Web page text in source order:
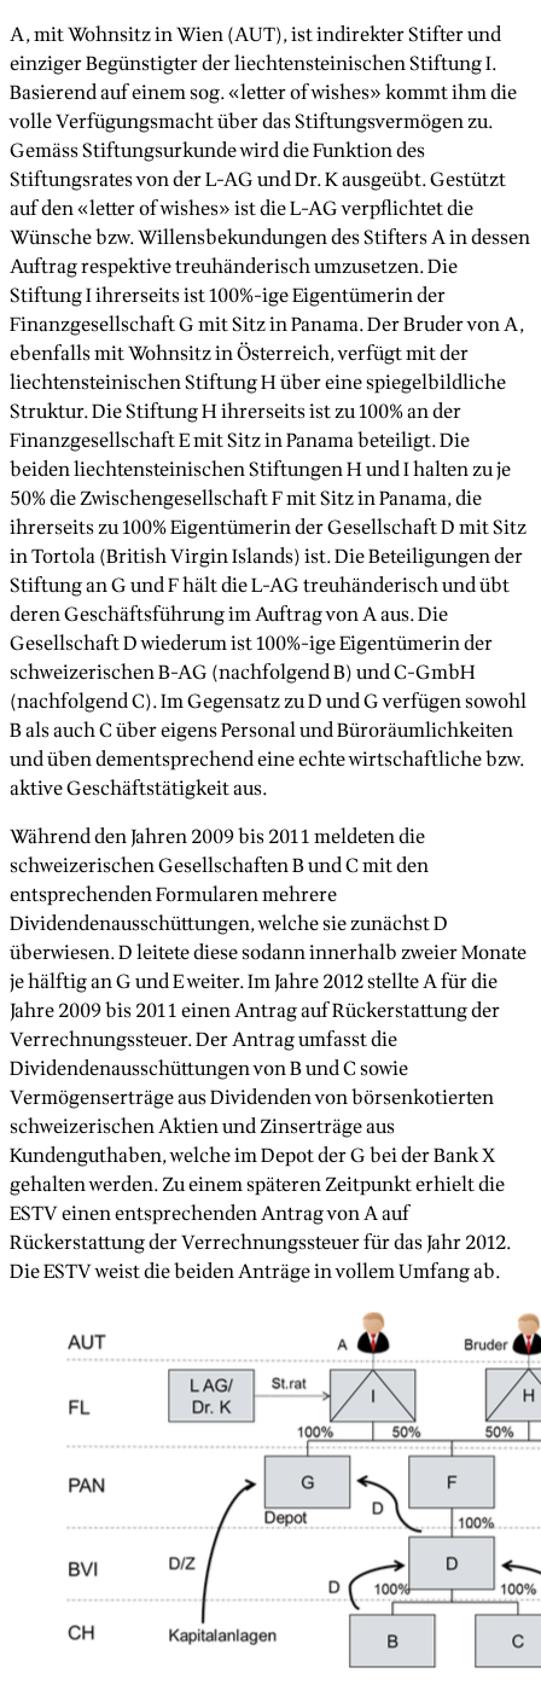
A, mit Wohnsitz in Wien (AUT), ist indirekter Stifter und
einziger Begünstigter der liechtensteinischen Stiftung I.
Basierend auf einem sog. «letter of wishes» kommt ihm die
volle Verfügungsmacht über das Stiftungsvermögen zu.
Gemäss Stiftungsurkunde wird die Funktion des
Stiftungsrates von der L-AG und Dr. K ausgeübt. Gestützt
auf den «letter of wishes» ist die L-AG verpflichtet die
Wünsche bzw. Willensbekundungen des Stifters A in dessen
Auftrag respektive treuhänderisch umzusetzen. Die
Stiftung I ihrerseits ist 100%-ige Eigentümerin der
Finanzgesellschaft G mit Sitz in Panama. Der Bruder von A,
ebenfalls mit Wohnsitz in Österreich, verfügt mit der
liechtensteinischen Stiftung H über eine spiegelbildliche
Struktur. Die Stiftung H ihrerseits ist zu 100% an der
Finanzgesellschaft E mit Sitz in Panama beteiligt. Die
beiden liechtensteinischen Stiftungen H und I halten zu je
50% die Zwischengesellschaft F mit Sitz in Panama, die
ihrerseits zu 100% Eigentümerin der Gesellschaft D mit Sitz
in Tortola (British Virgin Islands) ist. Die Beteiligungen der
Stiftung an G und F hält die L-AG treuhänderisch und übt
deren Geschäftsführung im Auftrag von A aus. Die
Gesellschaft D wiederum ist 100%-ige Eigentümerin der
schweizerischen B-AG (nachfolgend B) und C-GmbH
(nachfolgend C). Im Gegensatz zu D und G verfügen sowohl
B als auch C über eigens Personal und Büroräumlichkeiten
und üben dementsprechend eine echte wirtschaftliche bzw.
aktive Geschäftstätigkeit aus.
Während den Jahren 2009 bis 2011 meldeten die
schweizerischen Gesellschaften B und C mit den
entsprechenden Formularen mehrere
Dividendenausschüttungen, welche sie zunächst D
überwiesen. D leitete diese sodann innerhalb zweier Monate
je hälftig an G und E weiter. Im Jahre 2012 stellte A für die
Jahre 2009 bis 2011 einen Antrag auf Rückerstattung der
Verrechnungssteuer. Der Antrag umfasst die
Dividendenausschüttungen von B und C sowie
Vermögenserträge aus Dividenden von börsenkotierten
schweizerischen Aktien und Zinserträge aus
Kundenguthaben, welche im Depot der G bei der Bank X
gehalten werden. Zu einem späteren Zeitpunkt erhielt die
ESTV einen entsprechenden Antrag von A auf
Rückerstattung der Verrechnungssteuer für das Jahr 2012.
Die ESTV weist die beiden Anträge in vollem Umfang ab.